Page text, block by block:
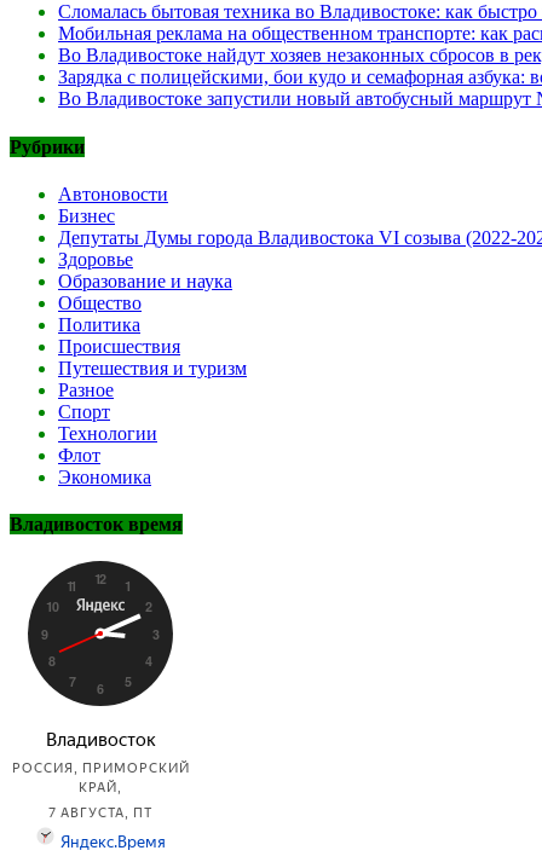
Сломалась бытовая техника во Владивостоке: как
Мобильная реклама на общественном транспорте: как
Во Владивостоке найдут хозяев незаконных сбросов в
Зарядка с полицейскими, бои кудо и семафорная
Во Владивостоке запустили новый автобусный маршрут
Рубрики
Автоновости
Бизнес
Депутаты Думы города Владивостока VI созыва (2022-
Здоровье
Образование и наука
Общество
Политика
Происшествия
Путешествия и туризм
Разное
Спорт
Технологии
Флот
Экономика
Владивосток время